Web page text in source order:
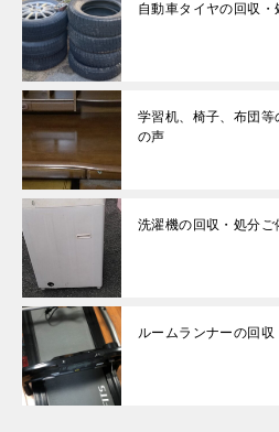
自動車タイヤの回収
学習机、椅子、布団
の声
洗濯機の回収・処分
ルームランナーの回